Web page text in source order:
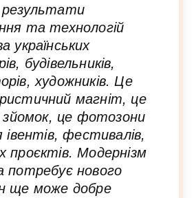
та технологій
українських
будівельників,
художників. Це
магніт, це
зйомок, це фотозони
івентів, фестивалів,
проєктів. Модернізм
потребує нового
ще може добре